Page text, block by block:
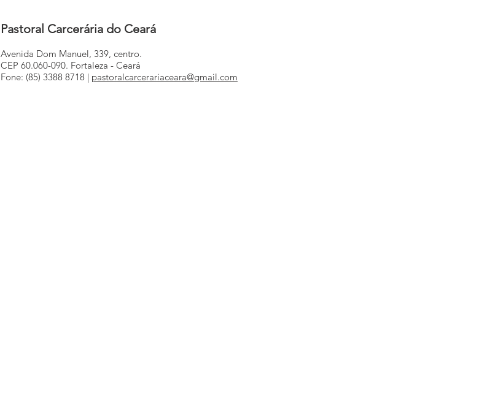
Pastoral Carcerária do Ceará
Avenida Dom Manuel, 339, centro.
CEP 60.060-090. Fortaleza - Ceará
Fone: (85) 3388 8718 | pastoralcarcerariaceara@gmail.com